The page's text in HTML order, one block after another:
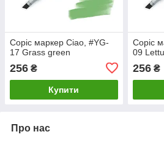
Copic маркер Ciao, #YG-
17 Grass green
256 ₴
Купити
Copic
09
256₴
Про нас